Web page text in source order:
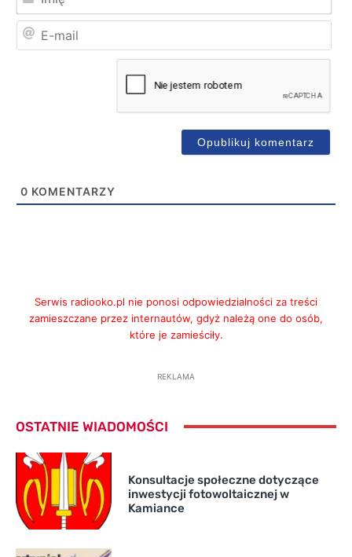
0 KOMENTARZY
Serwis radiooko.pl nie ponosi odpowiedzialności za treści
zamieszczane przez internautów, gdyż należą one do osób,
które je zamieściły.
REKLAMA
OSTATNIE WIADOMOŚCI
Konsultacje społeczne dotyczące
inwestycji fotowoltaicznej w
Kamiance